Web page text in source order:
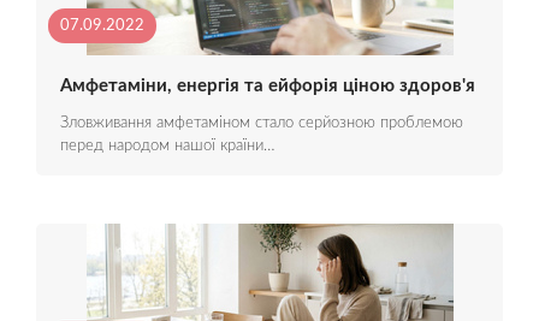
07.09.2022
Амфетаміни, енергія та ейфорія ціною здоров'я
Зловживання амфетаміном стало серйозною проблемою
перед народом нашої країни…